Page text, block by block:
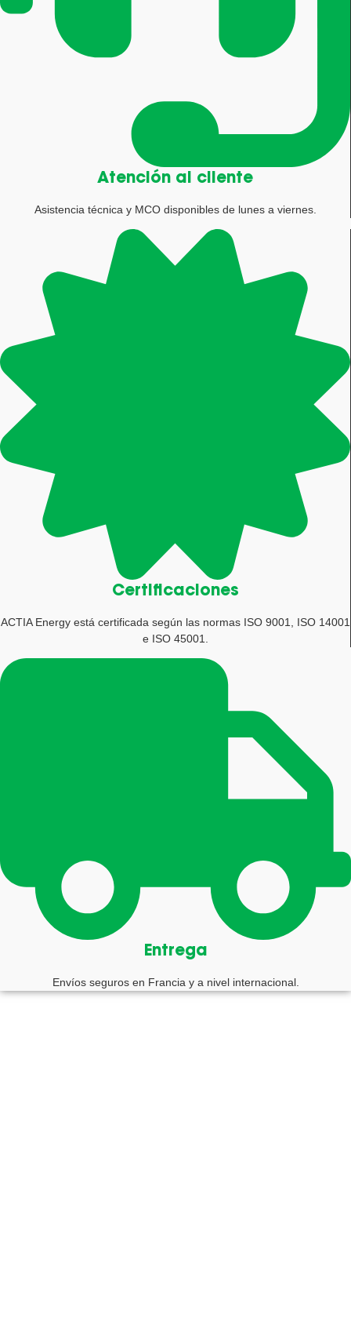
Atención al cliente
Asistencia técnica y MCO disponibles de lunes a viernes.
Certificaciones
ACTIA Energy está certificada según las normas ISO 9001, ISO 14001
e ISO 45001.
Entrega
Envíos seguros en Francia y a nivel internacional.